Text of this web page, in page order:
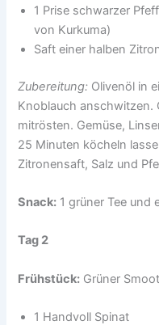
1 Prise schwarzer
von Kurkuma)
Saft einer halben
Zubereitung: Olivenöl in
Knoblauch anschwitzen.
mitrösten. Gemüse,
25 Minuten köcheln
Zitronensaft, Salz und
Snack: 1 grüner Tee und
Tag 2
Frühstück: Grüner
1 Handvoll Spinat